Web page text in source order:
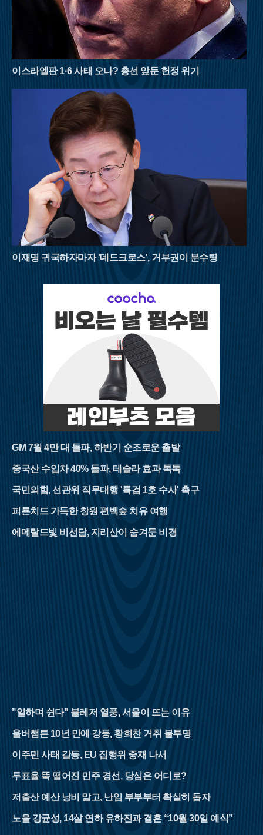
맥을 넘어오는 시원한 영동의 바람은 한여름의 열기를 식혀주고,
경사가 완만한 육산의 특성상 체력 소모가 적어 초보자나 가족
단위 등산객들도 부담 없이 숲의 정취를 만끽할 수 있다.여름 산
행은 철저한 준비와 안전 수칙 준수가 필수적이다. 아무리 시원
한 계곡이라도 갑작스러운 폭우에 고립될 위험이 있으므로 기상
상황을 수시로 확인해야 하며, 충분한 수분 섭취와 적절한 휴식
며 걷는 시간은 폭염에 지친 현대인들에게 새로운 활력을 불어넣
어 줄 것이다. 8월의 명산들이 선사하는 짙푸른 초록의 위로를 받
으며 남은 여름을 건강하게 이겨내길 바란다.
이스라엘판 1·6 사태 오나? 총선 앞둔 헌정 위기
이재명 귀국하자마자 '데드크로스', 거부권이 분수령
GM 7월 4만 대 돌파, 하반기 순조로운 출발
중국산 수입차 40% 돌파, 테슬라 효과 톡톡
국민의힘, 선관위 직무대행 '특검 1호 수사' 촉구
피톤치드 가득한 창원 편백숲 치유 여행
에메랄드빛 비선담, 지리산이 숨겨둔 비경
"일하며 쉰다" 블레저 열풍, 서울이 뜨는 이유
울버햄튼 10년 만에 강등, 황희찬 거취 불투명
이주민 사태 갈등, EU 집행위 중재 나서
투표율 뚝 떨어진 민주 경선, 당심은 어디로?
저출산 예산 낭비 말고, 난임 부부부터 확실히 돕자
노을 강균성, 14살 연하 유하진과 결혼 “10월 30일 예식”